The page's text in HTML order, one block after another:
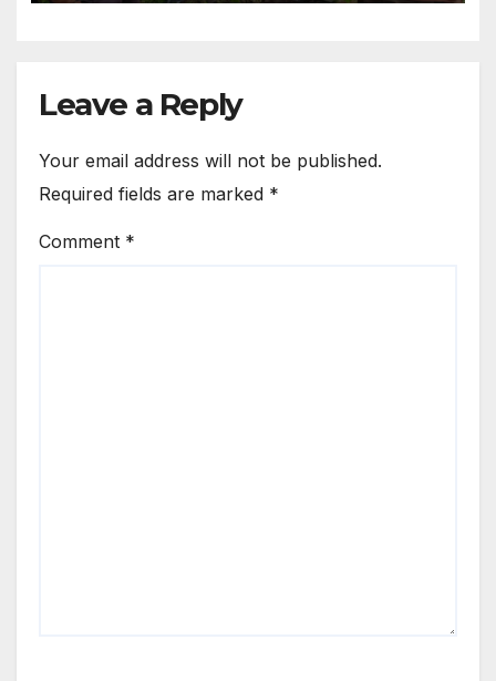
Leave a Reply
Your email address will not be published.
Required fields are marked *
Comment *